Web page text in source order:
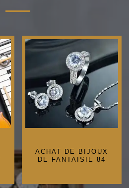
ACHAT DE BIJOUX
DE FANTAISIE 84